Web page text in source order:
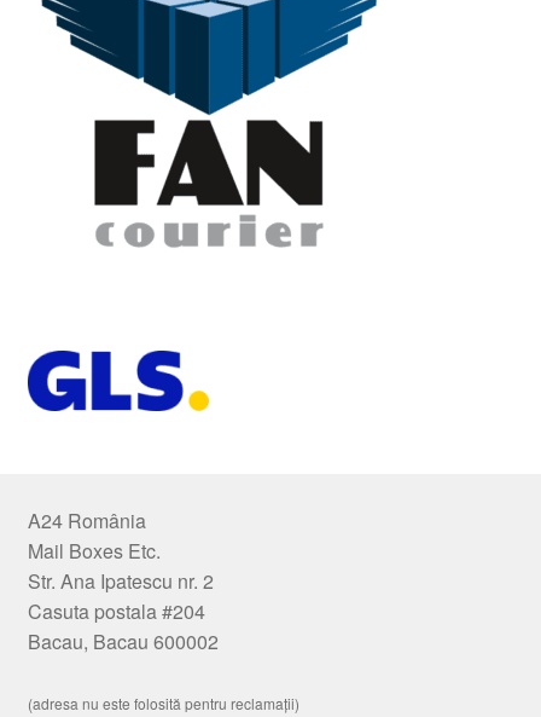
A24 România
Mail Boxes Etc.
Str. Ana Ipatescu nr. 2
Casuta postala #204
Bacau, Bacau 600002
(adresa nu este folosită pentru reclamații)